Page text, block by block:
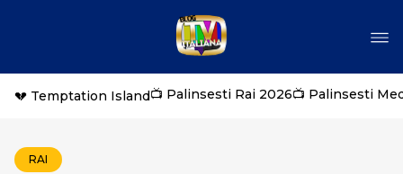
💔 Temptation Island📺 Palinsesti Rai 2026📺 Palinsesti
RAI